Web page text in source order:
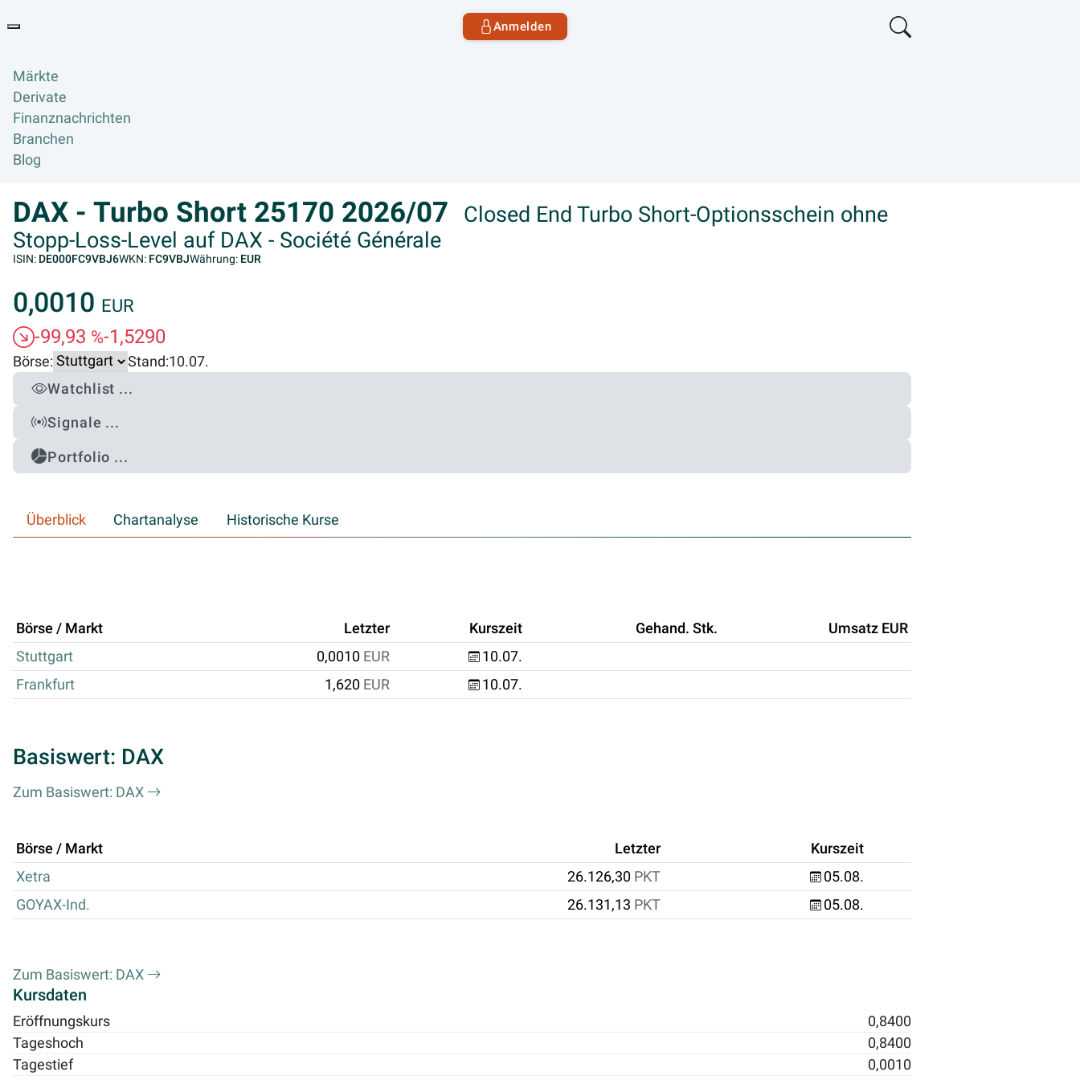
Anmelden
Märkte
Derivate
Finanznachrichten
Branchen
Blog
DAX - Turbo Short 25170 2026/07
Closed End Turbo Short-Optionsschein ohne
Stopp-Loss-Level auf DAX - Société Générale
ISIN: DE000FC9VBJ6WKN: FC9VBJWährung: EUR
0,0010 EUR
-99,93 %-1,5290
Börse: Stand:10.07.
Watchlist ...
Signale ...
Portfolio ...
Überblick Chartanalyse Historische Kurse
Börse / Markt Letzter Kurszeit Gehand. Stk.
Umsatz EUR
Stuttgart
0,0010 EUR
10.07.
Frankfurt
1,620 EUR 10.07.
Basiswert: DAX
Zum Basiswert: DAX
Börse / Markt Letzter
Kurszeit
Xetra
26.126,30 PKT
05.08.
GOYAX-Ind.
26.131,13 PKT 05.08.
Zum Basiswert: DAX
Kursdaten
Eröffnungskurs
0,8400
Tageshoch
0,8400
Tagestief
0,0010